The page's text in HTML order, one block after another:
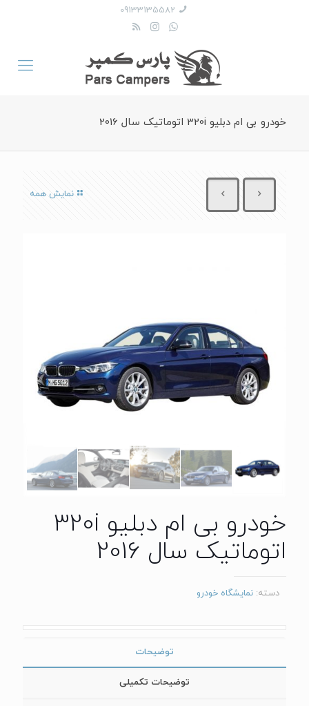
09133135582
خودرو بی ام دبلیو 320i اتوماتیک سال 2016
نمایش همه
خودرو بی ام دبلیو 320i
اتوماتیک سال 2016
دسته: نمایشگاه خودرو
توضیحات
توضیحات تکمیلی